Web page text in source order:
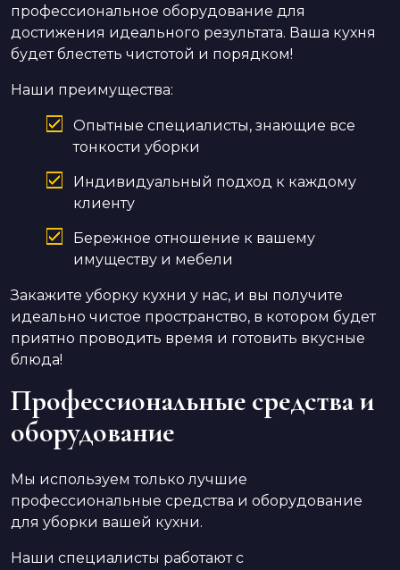
профессиональное оборудование для
достижения идеального результата. Ваша кухня
будет блестеть чистотой и порядком!
Наши преимущества:
Опытные специалисты, знающие все
тонкости уборки
Индивидуальный подход к каждому
клиенту
Бережное отношение к вашему
имуществу и мебели
Закажите уборку кухни у нас, и вы получите
идеально чистое пространство, в котором будет
приятно проводить время и готовить вкусные
блюда!
Профессиональные средства и
оборудование
Мы используем только лучшие
профессиональные средства и оборудование
для уборки вашей кухни.
Наши специалисты работают с